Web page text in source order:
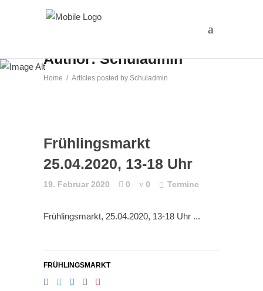
Author: Schuladmin
Home / Articles posted by Schuladmin
Frühlingsmarkt
25.04.2020, 13-18 Uhr
19. Februar 2020 0 0 Termine
Frühlingsmarkt, 25.04.2020, 13-18 Uhr
FRÜHLINGSMARKT